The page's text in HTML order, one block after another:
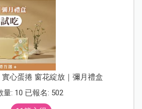
實心蛋捲 窗花綻放｜彌月禮盒
量: 10 已報名: 502